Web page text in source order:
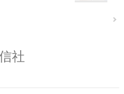
社